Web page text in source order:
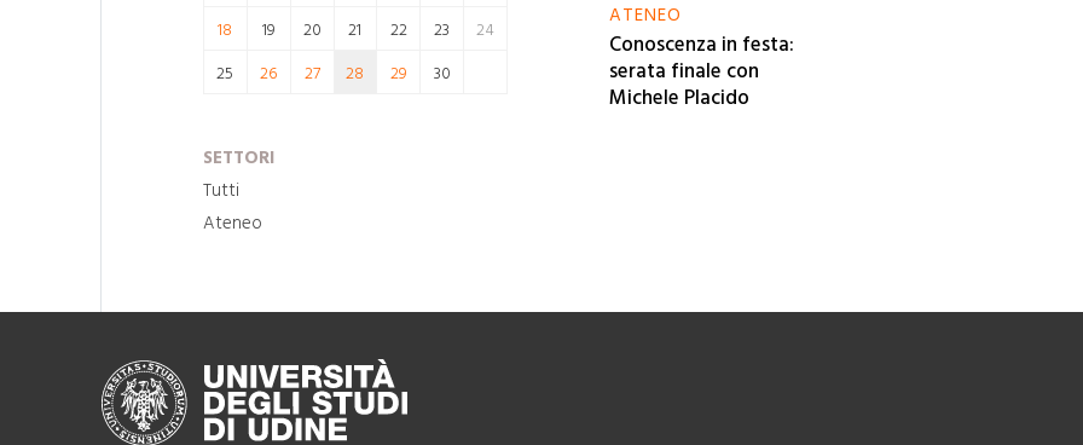
18
19 20 21 22 23
24
25
26 27 28 29 30
SETTORI
Tutti
Ateneo
ATENEO
Conoscenza in festa:
serata finale con
Michele Placido